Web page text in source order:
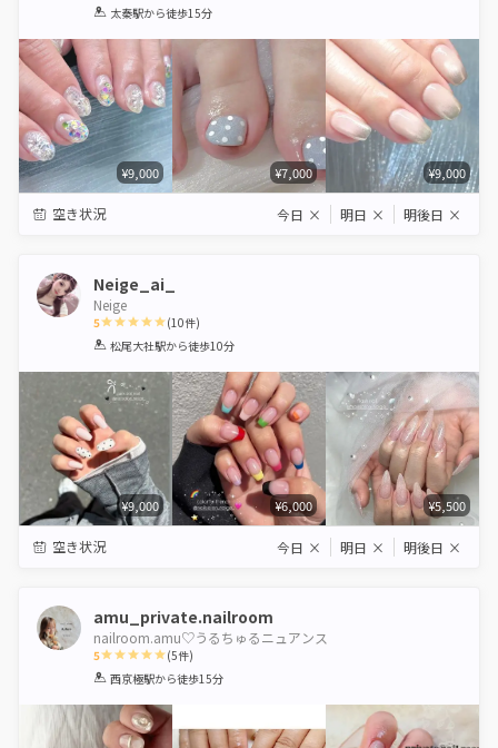
1 2 3 4 5
太秦駅から徒歩15分
¥9,000 ¥7,000 ¥9,000
空き状況 今日 × 明日 × 明後日 ×
Neige_ai_
Neige
5
1 2 3 4 5
(10件)
松尾大社駅から徒歩10分
¥9,000 ¥6,000 ¥5,500
空き状況 今日 × 明日 × 明後日 ×
amu_private.nailroom
nailroom.amu♡うるちゅるニュアンス
5
1 2 3 4 5
(5件)
西京極駅から徒歩15分